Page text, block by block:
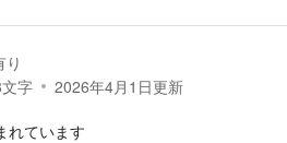
り
文字 2026年4月1日更新
れています